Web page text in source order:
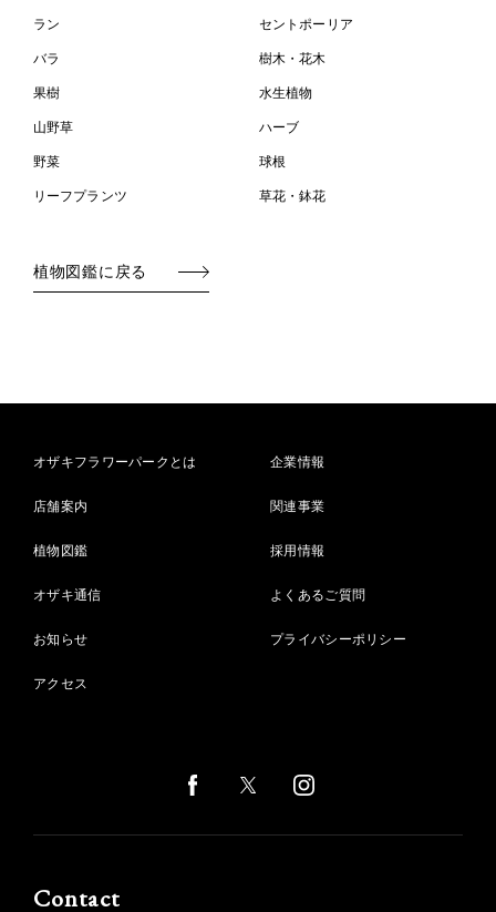
ラン セントポーリア
バラ 樹木・花木
果樹 水生植物
山野草 ハーブ
野菜 球根
リーフプランツ 草花・鉢花
植物図鑑に戻る
オザキフラワーパークとは
店舗案内
植物図鑑
オザキ通信
お知らせ
アクセス
企業情報
関連事業
採用情報
よくあるご質問
プライバシーポリシー
Contact